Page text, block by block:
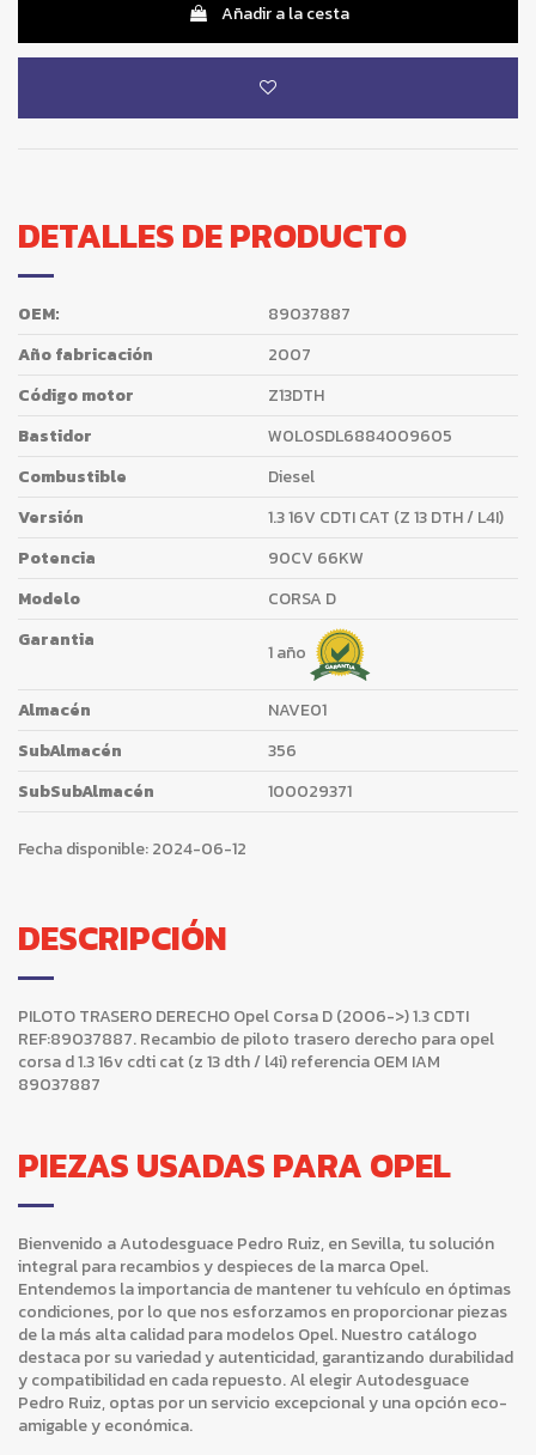
Añadir a la cesta
DETALLES DE PRODUCTO
OEM:
89037887
Año fabricación
2007
Código motor
Z13DTH
Bastidor
W0L0SDL6884009605
Combustible
Diesel
Versión
1.3 16V CDTI CAT (Z 13 DTH / L4I)
Potencia
90CV 66KW
Modelo
CORSA D
Garantia
1 año
Almacén
NAVE01
SubAlmacén
356
SubSubAlmacén
100029371
Fecha disponible:2024-06-12
DESCRIPCIÓN
PILOTO TRASERO DERECHO Opel Corsa D (2006->) 1.3 CDTI
REF:89037887. Recambio de piloto trasero derecho para opel
corsa d 1.3 16v cdti cat (z 13 dth / l4i) referencia OEM IAM
89037887
PIEZAS USADAS PARA OPEL
Bienvenido a Autodesguace Pedro Ruiz, en Sevilla, tu solución
integral para recambios y despieces de la marca Opel.
Entendemos la importancia de mantener tu vehículo en óptimas
condiciones, por lo que nos esforzamos en proporcionar piezas
de la más alta calidad para modelos Opel. Nuestro catálogo
destaca por su variedad y autenticidad, garantizando durabilidad
y compatibilidad en cada repuesto. Al elegir Autodesguace
Pedro Ruiz, optas por un servicio excepcional y una opción eco-
amigable y económica.